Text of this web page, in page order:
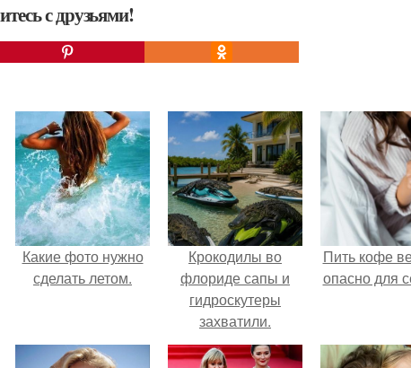
с друзьями!
Какие фото нужно
сделать летом.
Крокодилы во
флориде сапы и
гидроскутеры
захватили.
Пить кофе
опасно для